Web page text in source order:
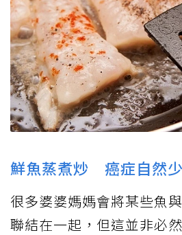
鮮魚蒸煮炒 癌症自然少
很多婆婆媽媽會將某些魚
聯結在一起，但這並非必